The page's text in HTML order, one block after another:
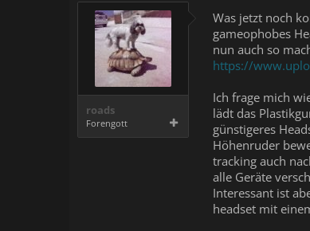
roads
Forengott
Was jetzt noch
gameophobes
nun auch so
https://
Ich frage mich
lädt das
günstigeres
Höhenruder
tracking auch
alle Geräte
Interessant ist
headset mit